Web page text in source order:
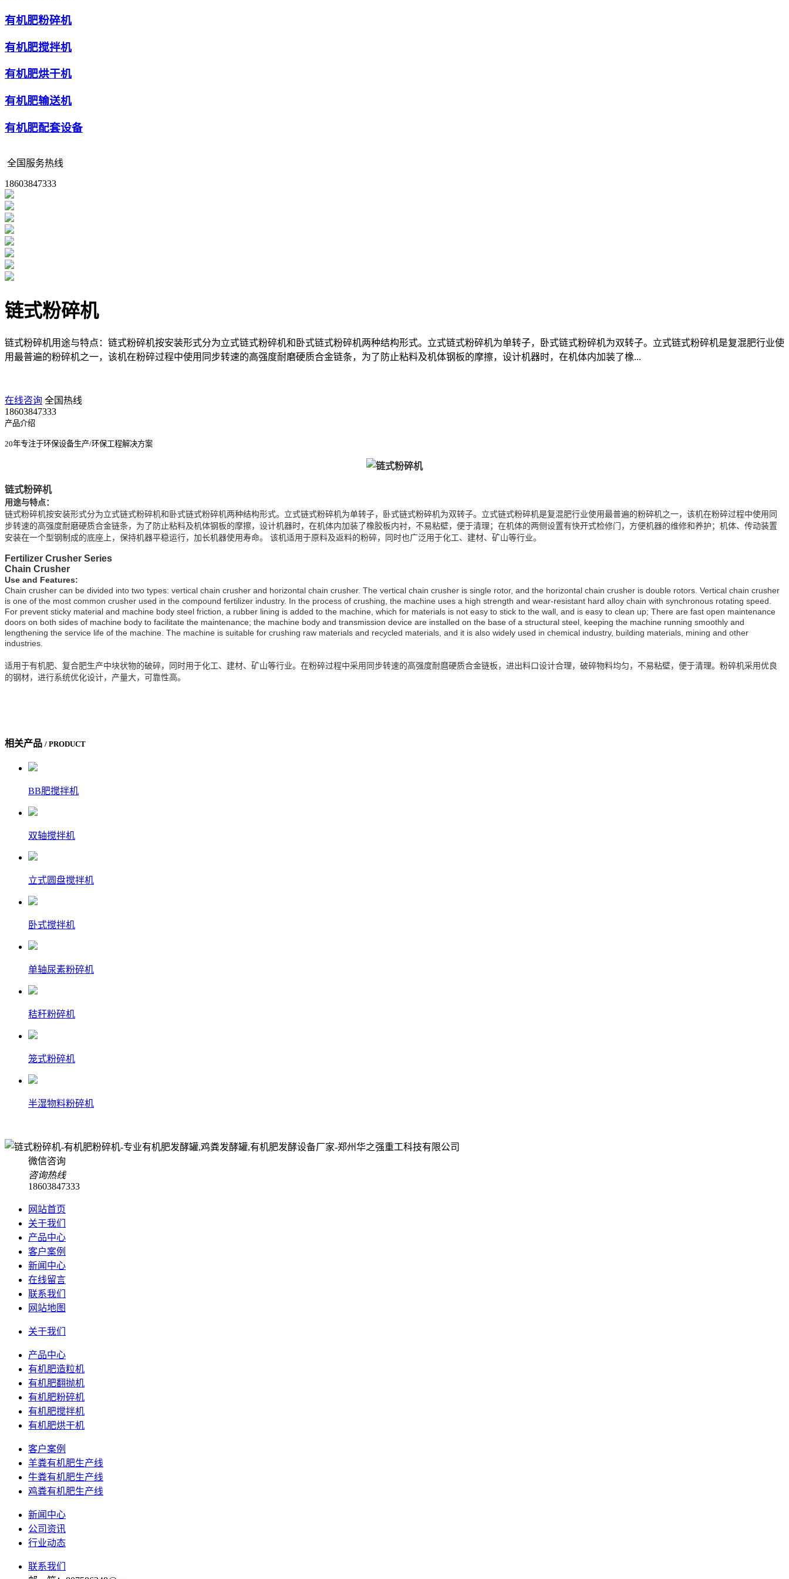
有机肥粉碎机
有机肥搅拌机
有机肥烘干机
有机肥输送机
有机肥配套设备
全国服务热线
18603847333
链式粉碎机
链式粉碎机用途与特点：链式粉碎机按安装形式分为立式链式粉碎机和卧式链式粉碎机两种结构形式。立式链式粉碎机为单转子，卧式链式粉碎机为双转子。立式链式粉碎机是复混肥行业使
用最普遍的粉碎机之一，该机在粉碎过程中使用同步转速的高强度耐磨硬质合金链条，为了防止粘料及机体钢板的摩擦，设计机器时，在机体内加装了橡...
在线咨询 全国热线
18603847333
产品介绍
20年专注于环保设备生产/环保工程解决方案
链式粉碎机
用途与特点：
链式粉碎机按安装形式分为立式链式粉碎机和卧式链式粉碎机两种结构形式。立式链式粉碎机为单转子，卧式链式粉碎机为双转子。立式链式粉碎机是复混肥行业使用最普遍的粉碎机之一，该机在粉碎过程中使用同
步转速的高强度耐磨硬质合金链条，为了防止粘料及机体钢板的摩擦，设计机器时，在机体内加装了橡胶板内衬，不易粘壁，便于清理；在机体的两侧设置有快开式检修门，方便机器的维修和养护；机体、传动装置
安装在一个型钢制成的底座上，保持机器平稳运行，加长机器使用寿命。 该机适用于原料及返料的粉碎，同时也广泛用于化工、建材、矿山等行业。
Fertilizer Crusher Series
Chain Crusher
Use and Features:
Chain crusher can be divided into two types: vertical chain crusher and horizontal chain crusher. The vertical chain crusher is single rotor, and the horizontal chain crusher is double rotors. Vertical chain crusher
is one of the most common crusher used in the compound fertilizer industry. In the process of crushing, the machine uses a high strength and wear-resistant hard alloy chain with synchronous rotating speed.
For prevent sticky material and machine body steel friction, a rubber lining is added to the machine, which for materials is not easy to stick to the wall, and is easy to clean up; There are fast open maintenance
doors on both sides of machine body to facilitate the maintenance; the machine body and transmission device are installed on the base of a structural steel, keeping the machine running smoothly and
lengthening the service life of the machine. The machine is suitable for crushing raw materials and recycled materials, and it is also widely used in chemical industry, building materials, mining and other
industries.
适用于有机肥、复合肥生产中块状物的破碎，同时用于化工、建材、矿山等行业。在粉碎过程中采用同步转速的高强度耐麿硬质合金链板，进出料口设计合理，破碎物料均匀，不易粘壁，便于清理。粉碎机采用优良
的钢材，进行系统优化设计，产量大，可靠性高。
相关产品 / PRODUCT
BB肥搅拌机
双轴搅拌机
立式圆盘搅拌机
卧式搅拌机
单轴尿素粉碎机
秸秆粉碎机
笼式粉碎机
半湿物料粉碎机
微信咨询
咨询热线
18603847333
网站首页
关于我们
产品中心
客户案例
新闻中心
在线留言
联系我们
网站地图
关于我们
产品中心
有机肥造粒机
有机肥翻抛机
有机肥粉碎机
有机肥搅拌机
有机肥烘干机
客户案例
羊粪有机肥生产线
牛粪有机肥生产线
鸡粪有机肥生产线
新闻中心
公司资讯
行业动态
联系我们